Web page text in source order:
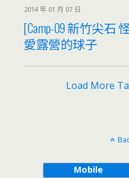
2014 年 01 月 07 日
[Camp-09 新竹尖石
愛露營的球子
Load More
Mobile